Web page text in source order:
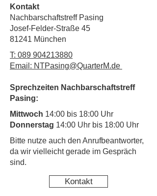
Kontakt
Nachbarschaftstreff Pasing
Josef-Felder-Straße 45
81241 München
T: 089 904213880
Email: NTPasing@QuarterM.de
Sprechzeiten Nachbarschaftstreff
Pasing:
Mittwoch 14:00 bis 18:00 Uhr
Donnerstag 14:00 Uhr bis 18:00 Uhr
​Bitte nutze auch den Anrufbeantworter,
da wir vielleicht gerade im Gespräch
sind.
Kontakt